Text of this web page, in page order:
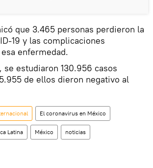
que 3.465 personas perdieron la
19 y las complicaciones
enfermedad.
se estudiaron 130.956 casos
de ellos dieron negativo al
El coronavirus en México
Latina México noticias